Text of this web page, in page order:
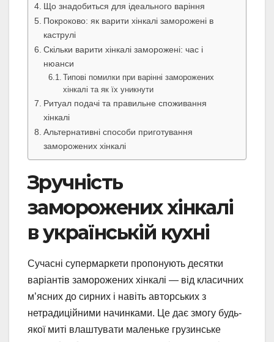
Що знадобиться для ідеального варіння
Покроково: як варити хінкалі заморожені в
каструлі
Скільки варити хінкалі заморожені: час і
нюанси
Типові помилки при варінні заморожених
хінкалі та як їх уникнути
Ритуал подачі та правильне споживання
хінкалі
Альтернативні способи приготування
заморожених хінкалі
Зручність
заморожених хінкалі
в українській кухні
Сучасні супермаркети пропонують десятки
варіантів заморожених хінкалі — від класичних
м’ясних до сирних і навіть авторських з
нетрадиційними начинками. Це дає змогу будь-
якої миті влаштувати маленьке грузинське